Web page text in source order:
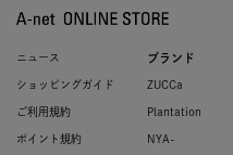
ニュース
ショッピングガイド
ご利用規約
ポイント規約
ブランド
ZUCCa
Plantation
NYA-